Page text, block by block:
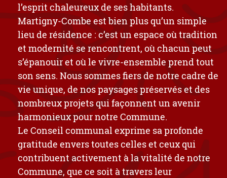
l’esprit chaleureux de ses habitants.
Martigny-Combe est bien plus qu’un simple
lieu de résidence : c’est un espace où tradition
et modernité se rencontrent, où chacun peut
s’épanouir et où le vivre-ensemble prend tout
son sens. Nous sommes fiers de notre cadre de
vie unique, de nos paysages préservés et des
nombreux projets qui façonnent un avenir
harmonieux pour notre Commune.
Le Conseil communal exprime sa profonde
gratitude envers toutes celles et ceux qui
contribuent activement à la vitalité de notre
Commune, que ce soit à travers leur